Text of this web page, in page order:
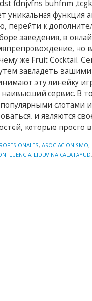
fdnjvfns buhfnm
уникальная функция
перейти к
заведения, в
но
же Fruit Cocktail.
завладеть
эту линейку
наивысший сервис. В
слотами
и являются
которые просто
, ASOCIACIONISMO,
, LIDUVINA CALATAYUD,